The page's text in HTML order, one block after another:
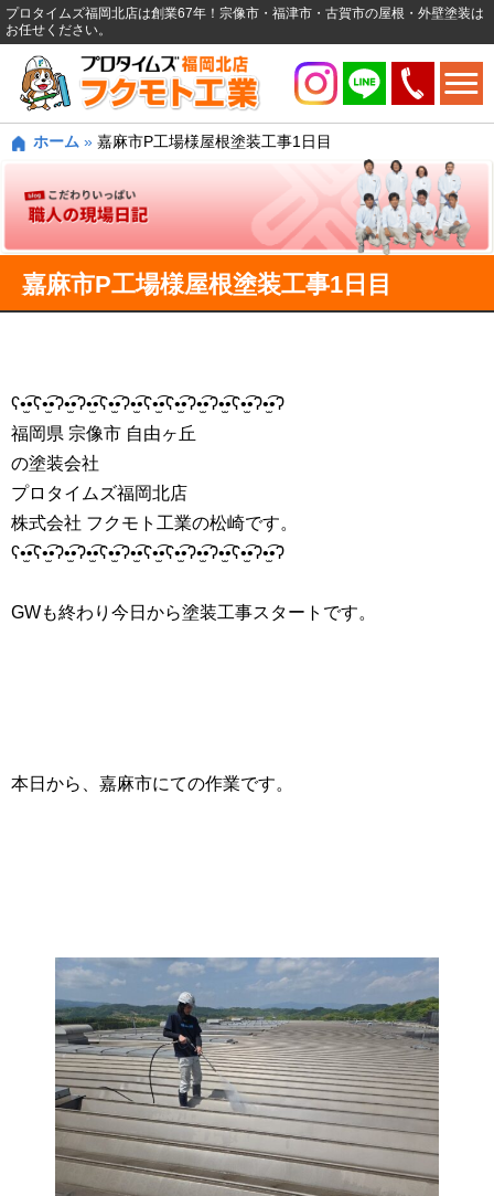
プロタイムズ福岡北店は創業67年！宗像市・福津市・古賀市の屋根・外壁塗装は
お任せください。
ホーム » 嘉麻市P工場様屋根塗装工事1日目
嘉麻市P工場様屋根塗装工事1日目
ʕ•̫͡•ʕ•̫͡•ʔ•̫͡•ʔ•̫͡•ʕ•̫͡•ʔ•̫͡•ʕ•̫͡•ʕ•̫͡•ʔ•̫͡•ʔ•̫͡•ʕ•̫͡•ʔ•̫͡•ʔ
福岡県 宗像市 自由ヶ丘
の塗装会社
プロタイムズ福岡北店
株式会社 フクモト工業の松崎です。
ʕ•̫͡•ʕ•̫͡•ʔ•̫͡•ʔ•̫͡•ʕ•̫͡•ʔ•̫͡•ʕ•̫͡•ʕ•̫͡•ʔ•̫͡•ʔ•̫͡•ʕ•̫͡•ʔ•̫͡•ʔ
GWも終わり今日から塗装工事スタートです。
本日から、嘉麻市にての作業です。